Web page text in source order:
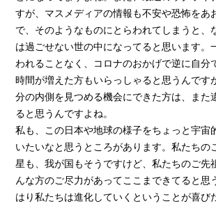
すが、マスメディアの情報も不安や恐怖をあ
で、そのようなものにとらわれてしまうと、
は過ごせない世の中になってると思います。
われることなく、コロナのおかげで逆に自分
時間が増えた方もいらっしゃると思うんです
分の内側を見つめる機会にできた方は、また
ると思うんですよね。
私も、この日本や地球の様子をちょっと宇宙
いたいなと思うところがあります。私たちの
星も、我が国もそうですけど、私たちのご先
んな方のご尽力があってここまできてると思
はり私たちは進化していくということが喜び